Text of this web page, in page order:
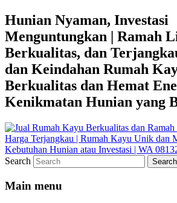
Hunian Nyaman, Investasi
Menguntungkan | Ramah
Berkualitas, dan
dan Keindahan Rumah
Berkualitas dan Hemat
Kenikmatan Hunian yang
Search
Main menu